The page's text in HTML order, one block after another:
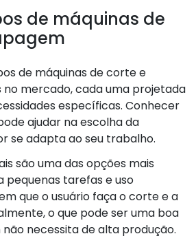
de máquinas de
de máquinas de corte e
mercado, cada uma projetada
específicas. Conhecer
ajudar na escolha da
se adapta ao seu trabalho.
são uma das opções mais
pequenas tarefas e uso
que o usuário faça o corte e a
o que pode ser uma boa
necessita de alta produção.